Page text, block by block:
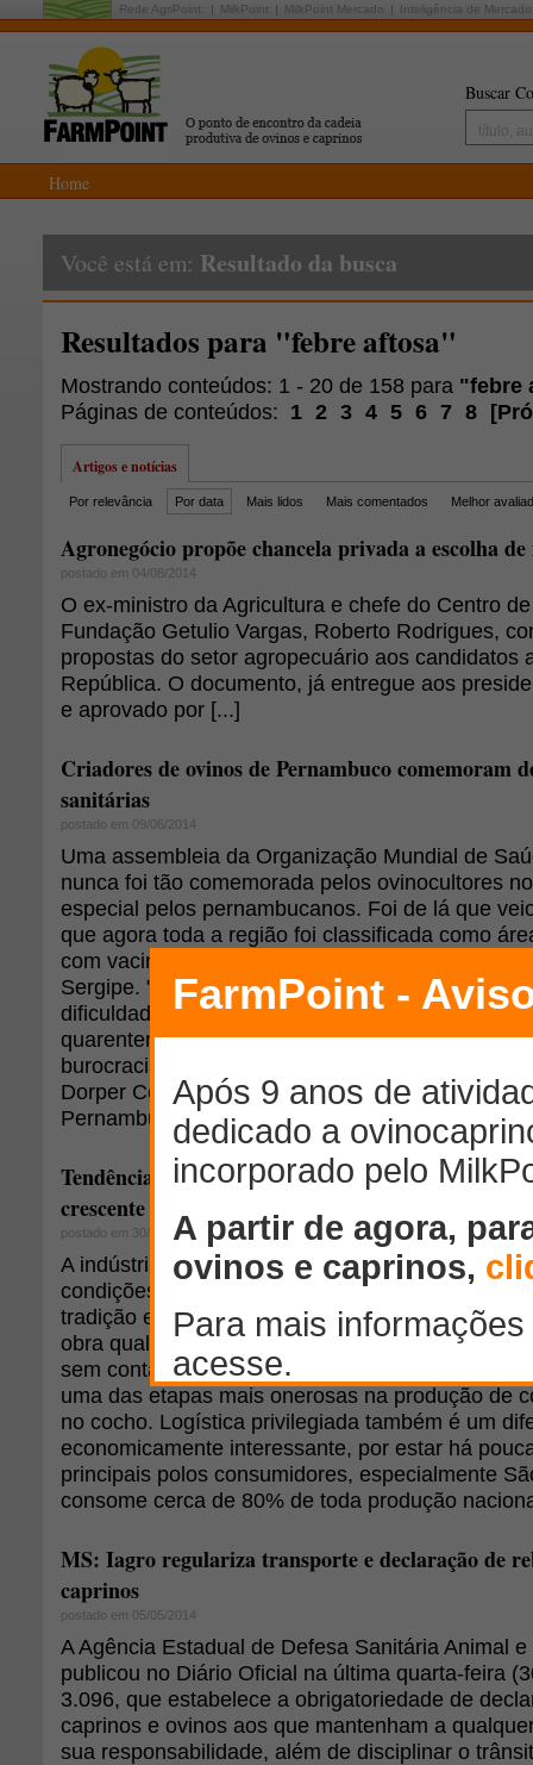
Rede AgriPoint: MilkPoint MilkPoint Mercado Inteligência de Mercado
Buscar
Home
Você está em: Resultado da busca
Resultados para "febre aftosa"
Mostrando conteúdos: 1 - 20 de 158 para "febre
Páginas de conteúdos: 1 2 3 4 5 6 7 8 [
Artigos e notícias
Por relevância Por data Mais lidos Mais comentados Melhor
Agronegócio propõe chancela privada a escolha
postado em 04/08/2014
O ex-ministro da Agricultura e chefe do Centro
Fundação Getulio Vargas, Roberto Rodrigues,
propostas do setor agropecuário aos candidatos
República. O documento, já entregue aos
e aprovado por [...]
Criadores de ovinos de Pernambuco comemoram
sanitárias
postado em 09/06/2014
Uma assembleia da Organização Mundial de
nunca foi tão comemorada pelos ovinocultores
especial pelos pernambucanos. Foi de lá que
que agora toda a região foi classificada como
com vacinação, mérito conquistado antes
Sergipe. "Temos um acervo genético fantástico,
dificuldade em divulgá-lo para o restante do
quarentena, sorologia, comunicações entre
burocracias", conta o criador Roberto Teixeira,
Dorper Constelação, no município de Caruaru,
Pernambucano.
Tendência de desenvolvimento da ovinocultura no
crescente
postado em 30/05/2014
A indústria paga bem pela carcaça ovina e o
condições para ser um dos maiores produtores
tradição em outras atividades pecuárias confere
obra qualificada, bastando apenas capacitá-la
sem contar a produção de grãos em
uma das etapas mais onerosas na produção de
no cocho. Logística privilegiada também é um
economicamente interessante, por estar há
principais polos consumidores, especialmente
consome cerca de 80% de toda produção
MS: Iagro regulariza transporte e declaração de
caprinos
postado em 05/05/2014
A Agência Estadual de Defesa Sanitária Animal
publicou no Diário Oficial na última quarta-feira
3.096, que estabelece a obrigatoriedade de
caprinos e ovinos aos que mantenham a
sua responsabilidade, além de disciplinar o